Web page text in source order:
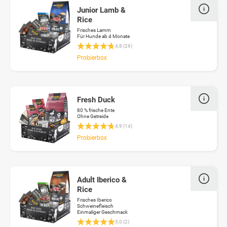
Junior Lamb &
Rice
Frisches Lamm
Für Hunde ab 4 Monate
Durchschnittliche Bewertung 4.8 von 5
4,8 (26)
Probierbox
Fresh Duck
80 % frische Ente
Ohne Getreide
Durchschnittliche Bewertung 4.8 von 5
4,9 (14)
Probierbox
Adult Iberico &
Rice
Frisches Iberico
Schweinefleisch
Einmaliger Geschmack
Durchschnittliche Bewertung 5 von 5 Sternen
5,0 (2)